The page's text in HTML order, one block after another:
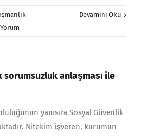
Devamını Oku
anlaşması ile
ya­nısıra Sosyal Güvenlik
Ni­tekim işveren, kurumun